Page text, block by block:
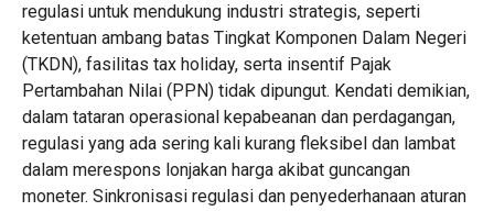
regulasi untuk mendukung industri strategis, seperti
ketentuan ambang batas Tingkat Komponen Dalam Negeri
(TKDN), fasilitas tax holiday, serta insentif Pajak
Pertambahan Nilai (PPN) tidak dipungut. Kendati demikian,
dalam tataran operasional kepabeanan dan perdagangan,
regulasi yang ada sering kali kurang fleksibel dan lambat
dalam merespons lonjakan harga akibat guncangan
moneter. Sinkronisasi regulasi dan penyederhanaan aturan